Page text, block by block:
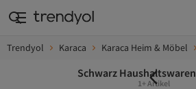
Trendyol Karaca Karaca Heim & Möbel
Schwarz Haushaltswaren
1+ Artikel